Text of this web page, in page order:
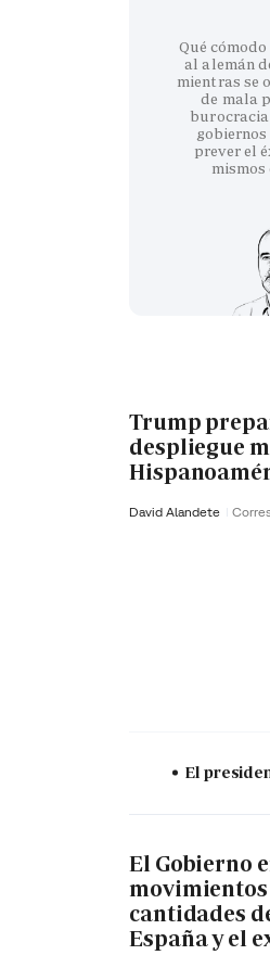
Qué
al alemán
mientras se
de mala
gobiernos
prever el
Trump
despliegue
David Alandete
El
El Gobierno
cantidades
España y el